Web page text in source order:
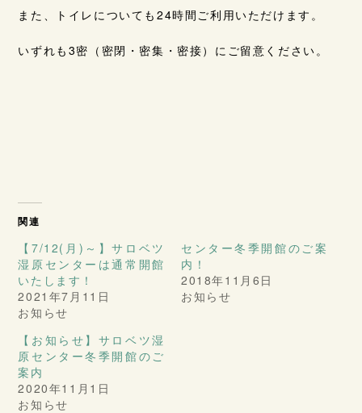
また、トイレについても24時間ご利用いただけます。
いずれも3密（密閉・密集・密接）にご留意ください。
関連
【7/12(月)～】サロベツ
湿原センターは通常開館
いたします！
2021年7月11日
お知らせ
センター冬季開館のご案
内！
2018年11月6日
お知らせ
【お知らせ】サロベツ湿
原センター冬季開館のご
案内
2020年11月1日
お知らせ